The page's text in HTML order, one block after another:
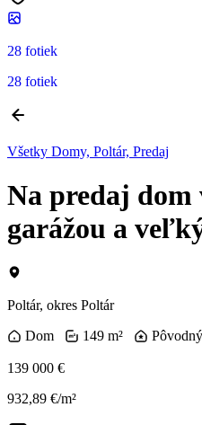
28 fotiek
28 fotiek
Všetky Domy, Poltár, Predaj
Na predaj dom
garážou a
Poltár, okres Poltár
Dom
149 m²
139 000 €
932,89 €/m²